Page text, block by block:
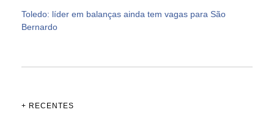
Toledo: líder em balanças ainda tem vagas para São
Bernardo
+ RECENTES